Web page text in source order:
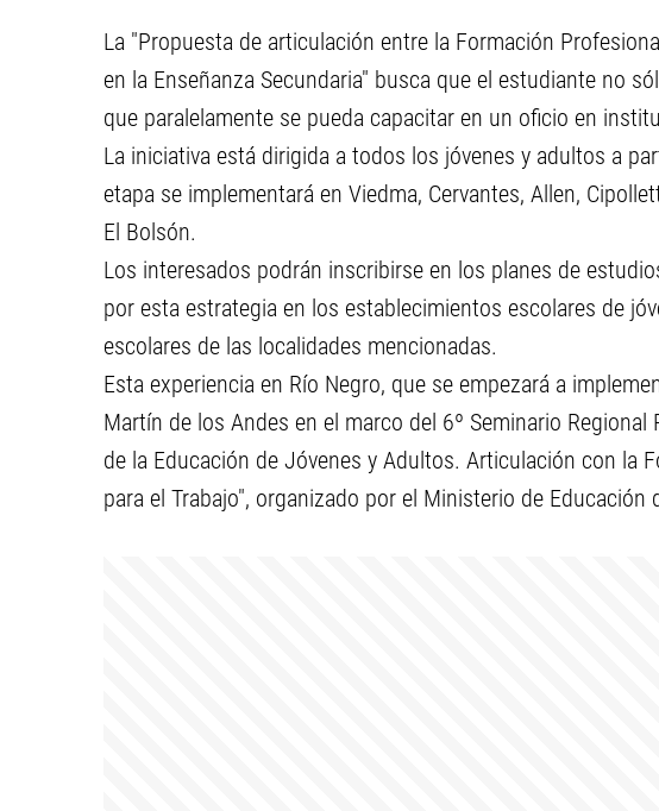
La "Propuesta de articulación entre la Formación
en la Enseñanza Secundaria" busca que el estudiante no
que paralelamente se pueda capacitar en un oficio en
La iniciativa está dirigida a todos los jóvenes y adultos a
etapa se implementará en Viedma, Cervantes, Allen,
El Bolsón.
Los interesados podrán inscribirse en los planes de
por esta estrategia en los establecimientos escolares de
escolares de las localidades mencionadas.
Esta experiencia en Río Negro, que se empezará a
Martín de los Andes en el marco del 6º Seminario
de la Educación de Jóvenes y Adultos. Articulación con la
para el Trabajo", organizado por el Ministerio de Educación